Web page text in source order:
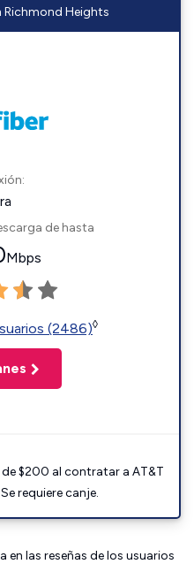
Richmond Heights
de hasta
Mbps
(2486)◊
$200 al contratar a AT&T
requiere canje.
en las reseñas de los usuarios